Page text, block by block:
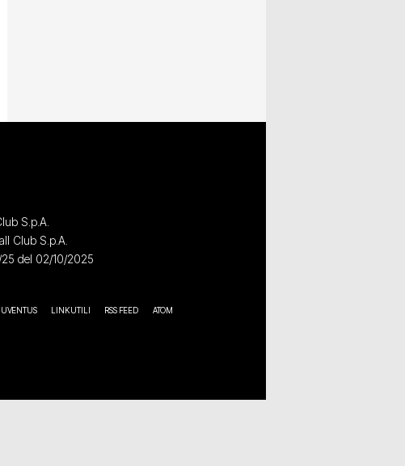
S.p.A.
Club S.p.A.
del 02/10/2025
LINK UTILI RSS FEED ATOM